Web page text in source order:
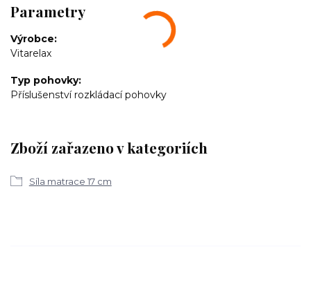
Parametry
Výrobce
Vitarelax
Typ pohovky
Příslušenství rozkládací pohovky
Zboží zařazeno v kategoriích
Síla matrace 17 cm